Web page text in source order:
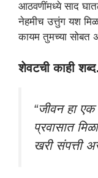
आठवणींमध्ये साद
नेहमीच उत्तुंग यश
कायम तुमच्या सोबत
शेवटची काही
“जीवन हा
प्रवासात
खरी संपत्ती